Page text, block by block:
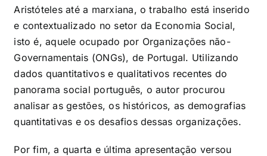
Aristóteles até a marxiana, o trabalho está inserido
e contextualizado no setor da Economia Social,
isto é, aquele ocupado por Organizações não-
Governamentais (ONGs), de Portugal. Utilizando
dados quantitativos e qualitativos recentes do
panorama social português, o autor procurou
analisar as gestões, os históricos, as demografias
quantitativas e os desafios dessas organizações.
Por fim, a quarta e última apresentação versou